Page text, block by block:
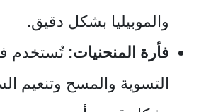
والموبيليا بشكل دقيق.
فأرة المنحنيات: تُستخدم
التسوية والمسح وتنعيم